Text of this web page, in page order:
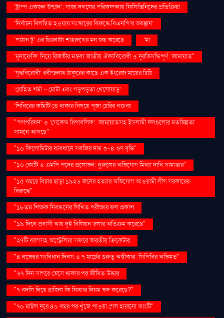
‘ট্রাম্প একজন উন্মাদ’: গাজা দখলের পরিকল্পনায় ফিলিস্তিনিদের প্রতিক্রিয়া
‘নির্বাচন বিলম্বিত হওয়ার সংস্কারের বিরুদ্ধে বিএনপি’র অবস্থান’
‘পাঠান টু’ এর চিত্রনাট্য শাহরুখের মন জয় করেছে
‘মা
‘মুনাফেকি’ নিয়ে রিজভীর মন্তব্য জাতীয় ঐক্যবিরোধী ও দুরভিসন্ধিপূর্ণ: জামায়াত"
‘যুদ্ধবিরোধী’ রবীন্দ্রনাথ ঠাকুরের কাছে এক ইংরেজ মায়ের চিঠি
‘রোহিত শর্মা - মোটা এবং গড়পড়তা খেলোয়াড়’
‘শিবিরের কমিটি’তে থাকার বিষয়ে পূজা চেরির বক্তব্য
"‘গণপরিষদ’ ও ‘সেকেন্ড রিপাবলিক’: জামায়াতসহ ইসলামী দলগুলোর মতভিন্নতা
সামনে আসছে"
"১০ কিলোমিটার ব্যবধানে সবজির দাম ৩-৪ গুণ বৃদ্ধি"
"১০ কোটি ও এমপি পদের প্রলোভন: নুরুলের অভিযোগ মিথ্যা দাবি সামান্তার"
"১৫ বছরে বিচার ছাড়া ১৯২৬ জনের হত্যার অভিযোগ আওয়ামী লীগ সরকারের
বিরুদ্ধে"
"১৮তম শিক্ষক নিবন্ধনের লিখিত পরীক্ষার ফল প্রকাশ
"১৯ দিনে প্রবাসী আয় দুই বিলিয়ন ডলার অতিক্রম করেছে"
"২৭টি ব্যাগসহ অস্ট্রেলিয়া সফরে ভারতীয় ক্রিকেটার
"৪ নভেম্বর সংবিধান দিবস ও ৭ মার্চের গুরুত্ব অস্বীকার: সিপিবির অভিমত"
"৬৭ দিন সাগরে ভেসে থাকার পর জীবিত উদ্ধার
"৭ বদলি নিয়ে ব্রাজিল কি ফিফার নিয়ম ভঙ্গ করেছে?"
"৭০ মাইল দূরে ৪০ বছর পর খুঁজে পাওয়া গেল হারানো আংটি"